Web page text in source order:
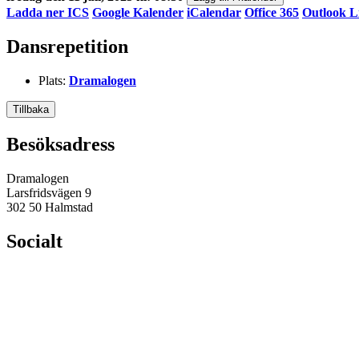
Ladda ner ICS Google Kalender iCalendar Office 365 Outlook
Dansrepetition
Plats: Dramalogen
Tillbaka
Besöksadress
Dramalogen
Larsfridsvägen 9
302 50 Halmstad
Socialt